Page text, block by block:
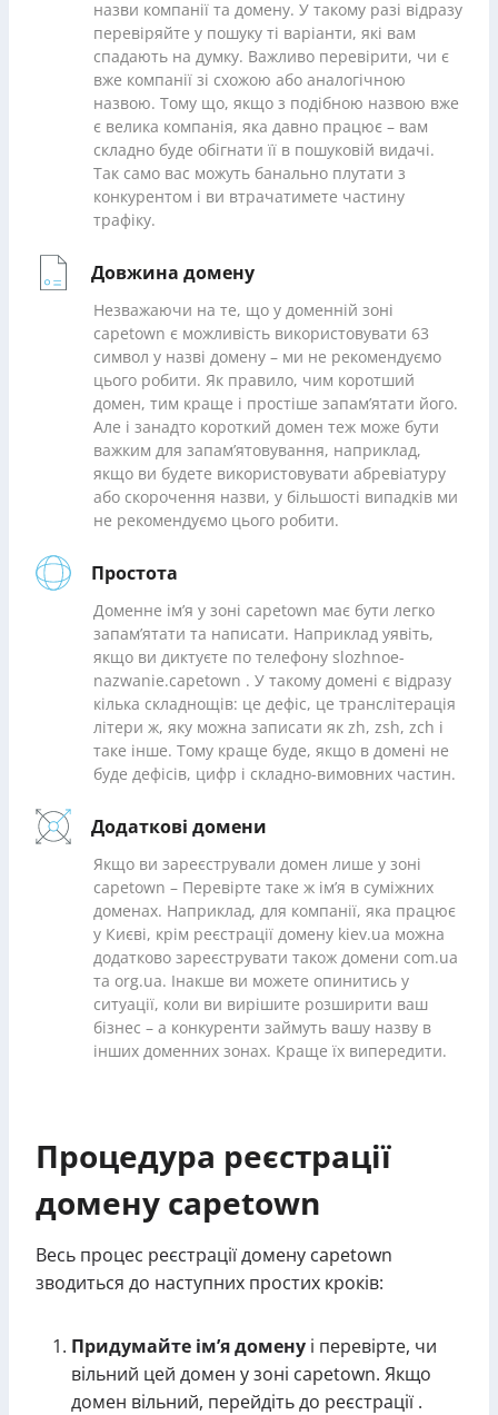
назви компанії та домену. У такому разі відразу
перевіряйте у пошуку ті варіанти, які вам
спадають на думку. Важливо перевірити, чи є
вже компанії зі схожою або аналогічною
назвою. Тому що, якщо з подібною назвою вже
є велика компанія, яка давно працює – вам
складно буде обігнати її в пошуковій видачі.
Так само вас можуть банально плутати з
конкурентом і ви втрачатимете частину
трафіку.
Довжина домену
Незважаючи на те, що у доменній зоні
capetown є можливість використовувати 63
символ у назві домену – ми не рекомендуємо
цього робити. Як правило, чим коротший
домен, тим краще і простіше запам’ятати його.
Але і занадто короткий домен теж може бути
важким для запам’ятовування, наприклад,
якщо ви будете використовувати абревіатуру
або скорочення назви, у більшості випадків ми
не рекомендуємо цього робити.
Простота
Доменне ім’я у зоні capetown має бути легко
запам’ятати та написати. Наприклад уявіть,
якщо ви диктуєте по телефону slozhnoe-
nazwanie.capetown . У такому домені є відразу
кілька складнощів: це дефіс, це транслітерація
літери ж, яку можна записати як zh, zsh, zch і
таке інше. Тому краще буде, якщо в домені не
буде дефісів, цифр і складно-вимовних частин.
Додаткові домени
Якщо ви зареєстрували домен лише у зоні
capetown – Перевірте таке ж ім’я в суміжних
доменах. Наприклад, для компанії, яка працює
у Києві, крім реєстрації домену kiev.ua можна
додатково зареєструвати також домени com.ua
та org.ua. Інакше ви можете опинитись у
ситуації, коли ви вирішите розширити ваш
бізнес – а конкуренти займуть вашу назву в
інших доменних зонах. Краще їх випередити.
Процедура реєстрації
домену capetown
Весь процес реєстрації домену capetown
зводиться до наступних простих кроків:
Придумайте ім’я домену і перевірте, чи
вільний цей домен у зоні capetown. Якщо
домен вільний, перейдіть до реєстрації .